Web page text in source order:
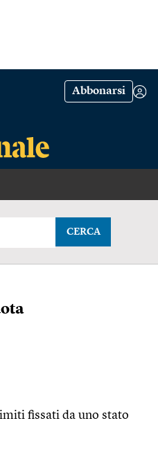
Abbonarsi
CERCA
fissati da uno stato